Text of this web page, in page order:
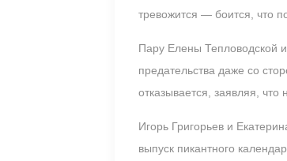
тревожится — боится, что
Пару Елены Тепловодской
предательства даже со
отказывается, заявляя,
Игорь Григорьев и
выпуск пикантного